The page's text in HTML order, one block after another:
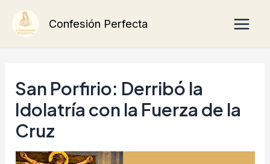
Confesión Perfecta
San Porfirio: Derribó la
Idolatría con la Fuerza de la
Cruz